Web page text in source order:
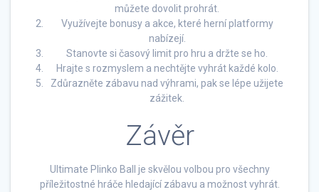
můžete dovolit prohrát.
Využívejte bonusy a akce, které herní platformy
nabízejí.
Stanovte si časový limit pro hru a držte se ho.
Hrajte s rozmyslem a nechtějte vyhrát každé kolo.
Zdůrazněte zábavu nad výhrami, pak se lépe užijete
zážitek.
Závěr
Ultimate Plinko Ball je skvělou volbou pro všechny
příležitostné hráče hledající zábavu a možnost vyhrát.